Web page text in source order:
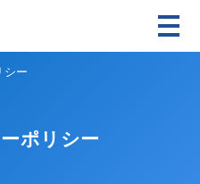
シー
ポリシー